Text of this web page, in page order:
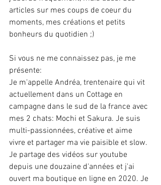
articles sur mes coups de coeur du
moments, mes créations et petits
bonheurs du quotidien ;)
Si vous ne me connaissez pas, je me
présente:
Je m'appelle Andréa, trentenaire qui vit
actuellement dans un Cottage en
campagne dans le sud de la france avec
mes 2 chats: Mochi et Sakura. Je suis
multi-passionnées, créative et aime
vivre et partager ma vie paisible et slow.
Je partage des vidéos sur youtube
depuis une douzaine d'années et j'ai
ouvert ma boutique en ligne en 2020. Je